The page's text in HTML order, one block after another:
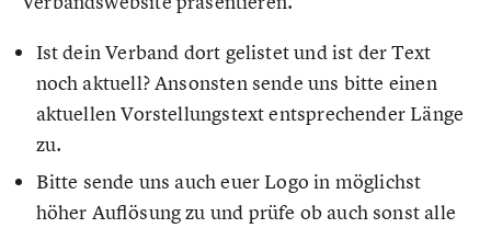
Ist dein Verband dort gelistet und ist der Text
noch aktuell? Ansonsten sende uns bitte einen
aktuellen Vorstellungstext entsprechender Länge
zu.
Bitte sende uns auch euer Logo in möglichst
höher Auflösung zu und prüfe ob auch sonst alle